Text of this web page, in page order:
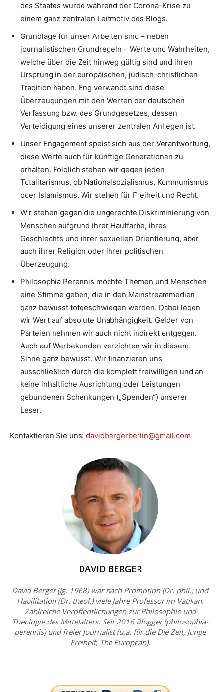
des Staates wurde während der Corona-Krise zu
einem ganz zentralen Leitmotiv des Blogs.
Grundlage für unser Arbeiten sind – neben
journalistischen Grundregeln – Werte und Wahrheiten,
welche über die Zeit hinweg gültig sind und ihren
Ursprung in der europäischen, jüdisch-christlichen
Tradition haben. Eng verwandt sind diese
Überzeugungen mit den Werten der deutschen
Verfassung bzw. des Grundgesetzes, dessen
Verteidigung eines unserer zentralen Anliegen ist.
Unser Engagement speist sich aus der Verantwortung,
diese Werte auch für künftige Generationen zu
erhalten. Folglich stehen wir gegen jeden
Totalitarismus, ob Nationalsozialismus, Kommunismus
oder Islamismus. Wir stehen für Freiheit und Recht.
Wir stehen gegen die ungerechte Diskriminierung von
Menschen aufgrund ihrer Hautfarbe, ihres
Geschlechts und ihrer sexuellen Orientierung, aber
auch ihrer Religion oder ihrer politischen
Überzeugung.
Philosophia Perennis möchte Themen und Menschen
eine Stimme geben, die in den Mainstreammedien
ganz bewusst totgeschwiegen werden. Dabei legen
wir Wert auf absolute Unabhängigkeit. Gelder von
Parteien nehmen wir auch nicht indirekt entgegen.
Auch auf Werbekunden verzichten wir in diesem
Sinne ganz bewusst. Wir finanzieren uns
ausschließlich durch die komplett freiwilligen und an
keine inhaltliche Ausrichtung oder Leistungen
gebundenen Schenkungen („Spenden“) unserer
Leser.
Kontaktieren Sie uns: davidbergerberlin@gmail.com
DAVID BERGER
David Berger (Jg. 1968) war nach Promotion (Dr. phil.) und
Habilitation (Dr. theol.) viele Jahre Professor im Vatikan.
Zahlreiche Veröffentlichungen zur Philosophie und
Theologie des Mittelalters. Seit 2016 Blogger (philosophia-
perennis) und freier Journalist (u.a. für die Die Zeit, Junge
Freiheit, The European).